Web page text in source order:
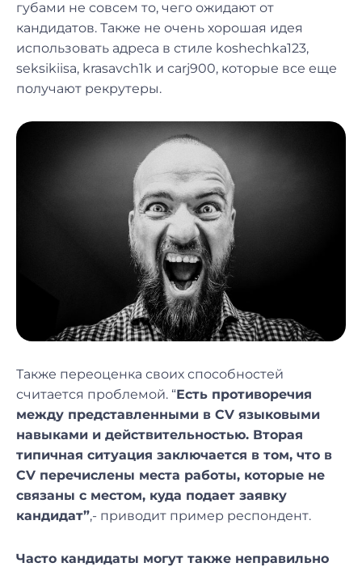
губами не совсем то, чего ожидают от
кандидатов. Также не очень хорошая идея
использовать адреса в стиле koshechka123,
seksikiisa, krasavch1k и carj900, которые все еще
получают рекрутеры.
Также переоценка своих способностей
считается проблемой. “Есть противоречия
между представленными в CV языковыми
навыками и действительностью. Вторая
типичная ситуация заключается в том, что в
CV перечислены места работы, которые не
связаны с местом, куда подает заявку
кандидат”,- приводит пример респондент.
Часто кандидаты могут также неправильно